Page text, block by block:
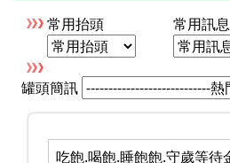
常用抬頭 常用訊息
罐頭簡訊